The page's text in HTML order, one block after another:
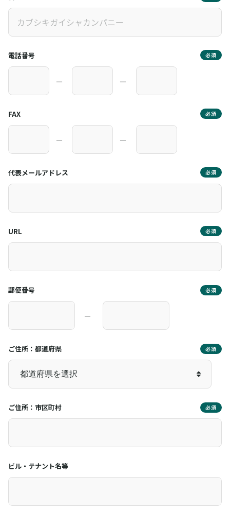
電話番号 必須
― ―
FAX 必須
― ―
代表メールアドレス 必須
URL 必須
郵便番号 必須
―
ご住所：都道府県 必須
ご住所：市区町村 必須
ビル・テナント名等